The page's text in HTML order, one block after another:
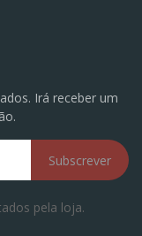
Irá receber um
Subscrever
pela loja.